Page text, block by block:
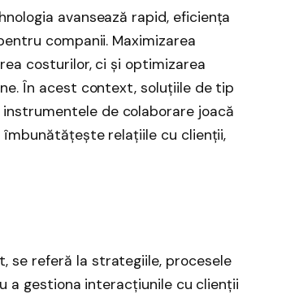
avansează rapid, eficiența
companii. Maximizarea
costurilor, ci și optimizarea
În acest context, soluțiile de tip
instrumentele de colaborare joacă
relațiile cu clienții,
se referă la strategiile, procesele
a gestiona interacțiunile cu clienții